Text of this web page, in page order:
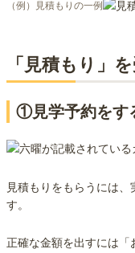
（例）見積もりの一例
「見積もり」
①見学予約をす
見積もりをもらうには
す。
正確な金額を出すには「